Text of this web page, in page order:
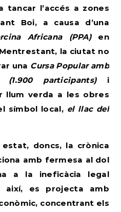
tancar l’accés a zones
Boi, a causa d’una
Africana (PPA) en
la ciutat no
una Cursa Popular amb
(1.900 participants)i
llum verda a les obres
símbol local, el llac del
doncs, la crònica
amb fermesa al dol
a la ineficàcia legal
es projecta amb
concentrant els